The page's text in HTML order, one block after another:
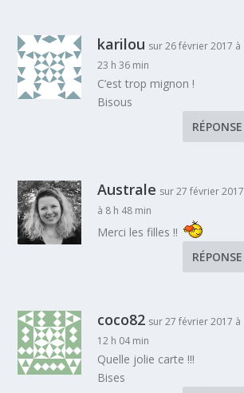
karilou sur 26 février 2017 à
23 h 36 min
C’est trop mignon !
Bisous
RÉPONSE
Australe sur 27 février 2017
à 8 h 48 min
Merci les filles !!
RÉPONSE
coco82 sur 27 février 2017 à
12 h 04 min
Quelle jolie carte !!!
Bises